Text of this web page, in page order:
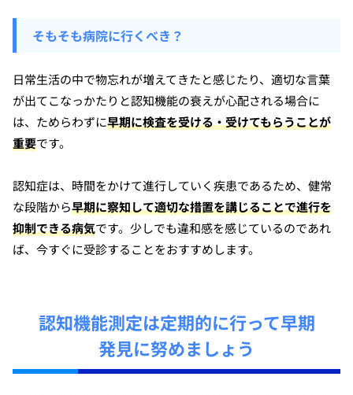
そもそも病院に行くべき？
日常生活の中で物忘れが増えてきたと感じたり、適切な言葉
が出てこなっかたりと認知機能の衰えが心配される場合に
は、ためらわずに早期に検査を受ける・受けてもらうことが
重要です。
認知症は、時間をかけて進行していく疾患であるため、健常
な段階から早期に察知して適切な措置を講じることで進行を
抑制できる病気です。少しでも違和感を感じているのであれ
ば、今すぐに受診することをおすすめします。
認知機能測定は定期的に行って早期
発見に努めましょう